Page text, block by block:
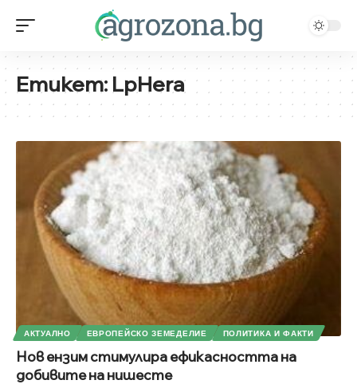
Етикет:LpHera
АКТУАЛНО ЕВРОПЕЙСКО ЗЕМЕДЕЛИЕ ПОЛИТИКА И ФАКТИ
Нов ензим стимулира ефикасността на
добивите на нишесте